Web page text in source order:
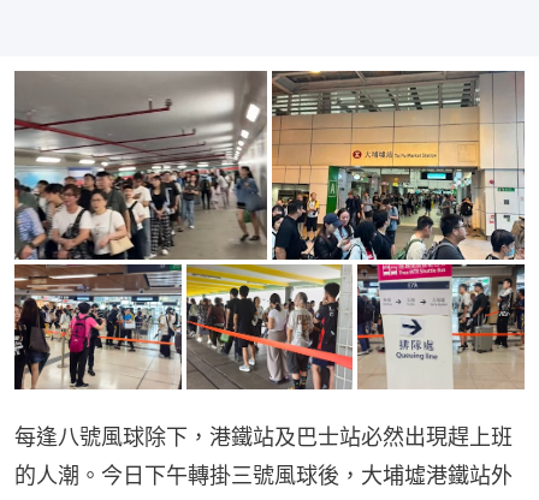
每逢八號風球除下，港鐵站及巴士站必然出現趕上班
的人潮。今日下午轉掛三號風球後，大埔墟港鐵站外